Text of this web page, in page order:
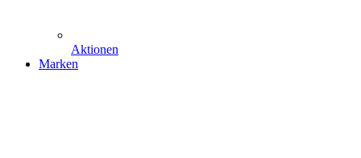
Aktionen
Marken